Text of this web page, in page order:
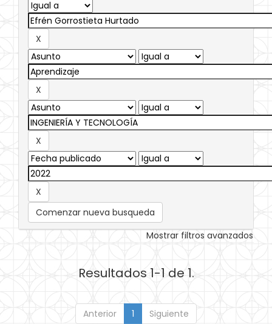
Comenzar nueva busqueda
Mostrar filtros avanzados
Resultados 1-1 de 1.
Anterior 1 Siguiente